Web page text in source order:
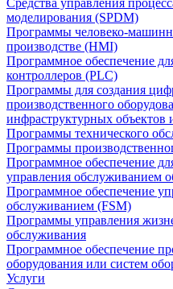
Средства управления
моделирования (SPDM)
Программы человеко-
производстве (HMI)
Программное обеспечение
контроллеров (PLC)
Программы для создания
производственного
инфраструктурных объектов
Программы технического
Программы
Программное обеспечение
управления обслуживанием
Программное обеспечение
обслуживанием (FSM)
Программы управления
обслуживания
Программное обеспечение
оборудования или систем
Услуги